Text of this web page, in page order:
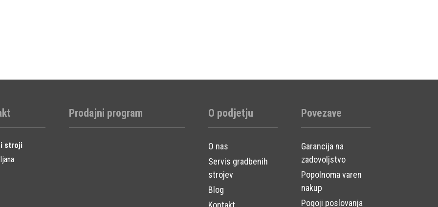
stroji
Prodajni program O podjetju
O nas
Servis gradbenih
strojev
Blog
Kontakt
Povezave
Garancija na
zadovoljstvo
Popolnoma varen
nakup
Pogoji poslovanja